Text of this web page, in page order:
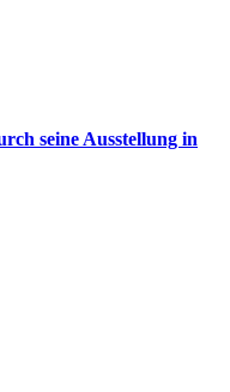
seine Ausstellung in